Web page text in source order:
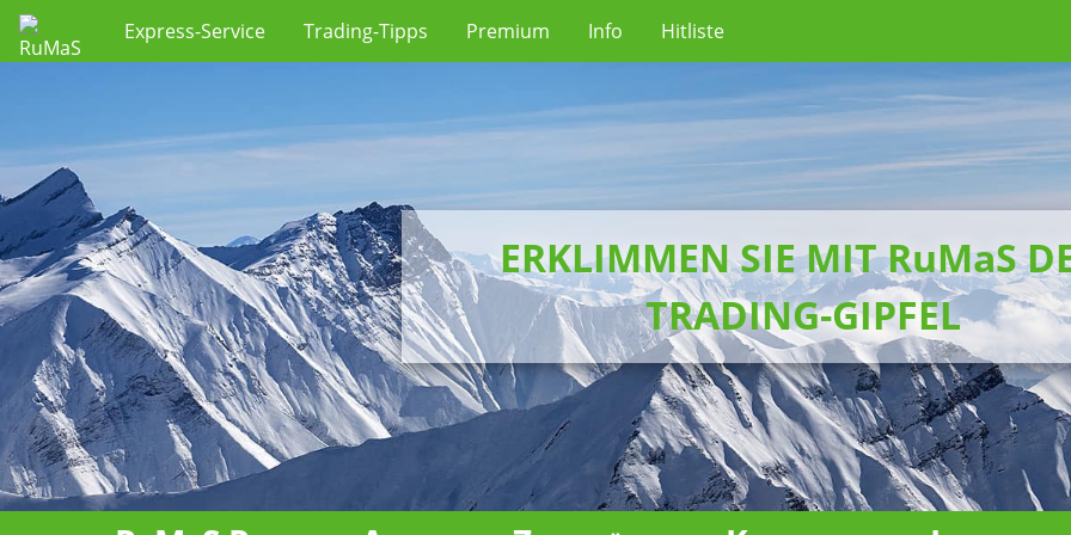
Express-Service Trading-Tipps Premium Info Hitliste
ERKLIMMEN SIE MIT RuMaS
TRADING-GIPFEL